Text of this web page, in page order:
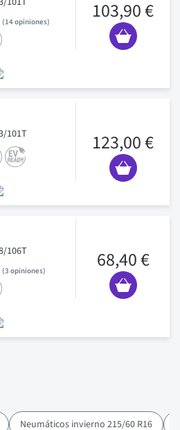
14opiniones 103,90 €
101T 123,00 €
106T
3 opiniones 68,40 €
page
Neumáticos invierno 215/60 R16